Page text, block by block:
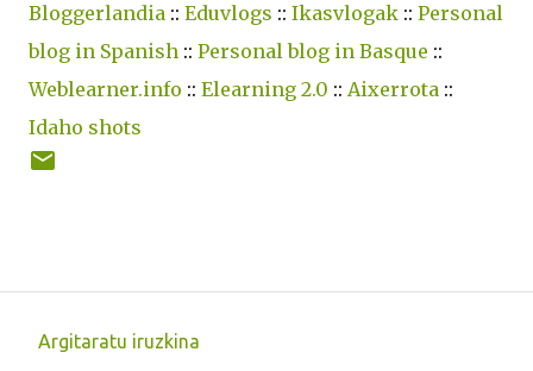
Bloggerlandia :: Eduvlogs :: Ikasvlogak :: Personal
blog in Spanish :: Personal blog in Basque ::
Weblearner.info :: Elearning 2.0 :: Aixerrota ::
Idaho shots
Argitaratu iruzkina